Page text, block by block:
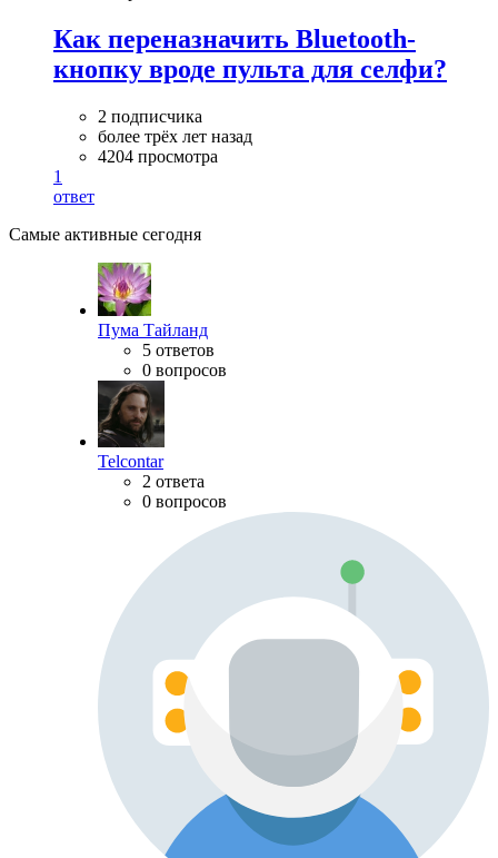
Как переназначить Bluetooth-
кнопку вроде пульта для селфи?
2 подписчика
более трёх лет назад
4204 просмотра
1
ответ
Самые активные сегодня
Пума Тайланд
5 ответов
0 вопросов
Telcontar
2 ответа
0 вопросов